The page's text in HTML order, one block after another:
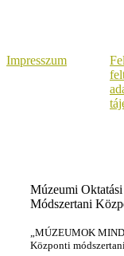
Impresszum
Múzeumi Oktatási
Módszertani
„MÚZEUMOK
Központi